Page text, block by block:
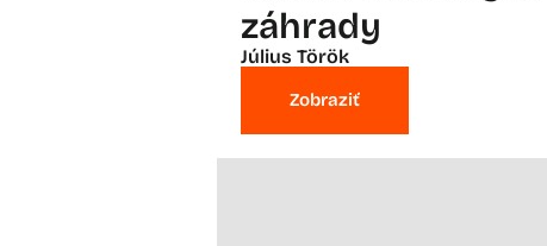
záhrady
Július Török
Zobraziť